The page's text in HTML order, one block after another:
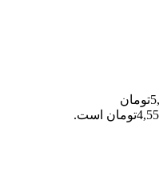
قیمت اصلی 5,500,000تومان